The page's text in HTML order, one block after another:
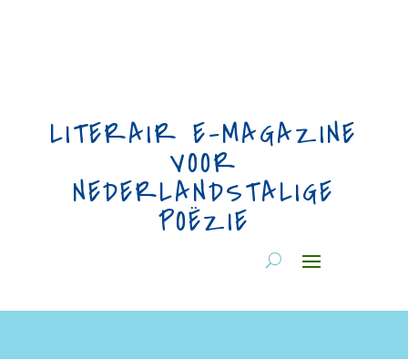
LITERAIR E-MAGAZINE
VOOR
NEDERLANDSTALIGE
POËZIE